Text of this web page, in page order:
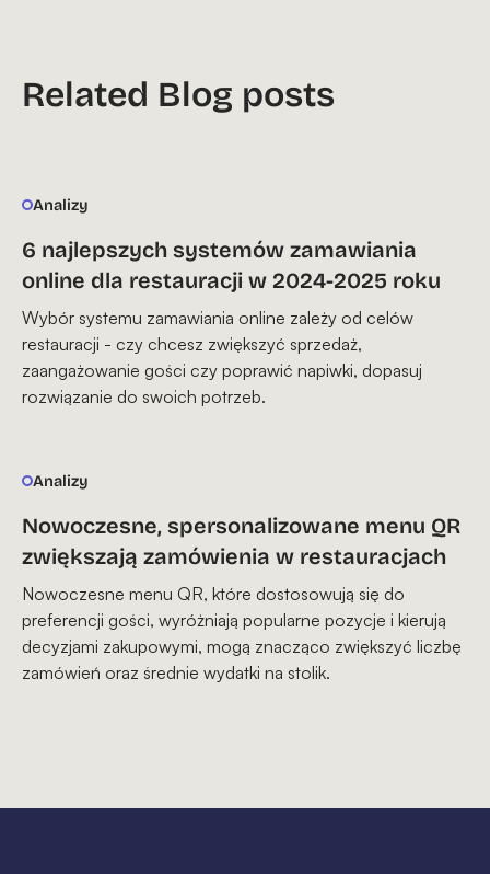
Related Blog posts
Analizy
6 najlepszych systemów zamawiania
online dla restauracji w 2024-2025 roku
Wybór systemu zamawiania online zależy od celów
restauracji - czy chcesz zwiększyć sprzedaż,
zaangażowanie gości czy poprawić napiwki, dopasuj
rozwiązanie do swoich potrzeb.
Analizy
Nowoczesne, spersonalizowane menu QR
zwiększają zamówienia w restauracjach
Nowoczesne menu QR, które dostosowują się do
preferencji gości, wyróżniają popularne pozycje i kierują
decyzjami zakupowymi, mogą znacząco zwiększyć liczbę
zamówień oraz średnie wydatki na stolik.